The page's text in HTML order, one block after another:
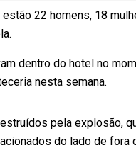
22 homens, 18
dentro do hotel no
nesta semana.
pela explosão,
do lado de fora